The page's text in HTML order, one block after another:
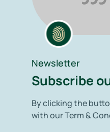
Newsletter
Subscribe
By clicking the
with our Term &